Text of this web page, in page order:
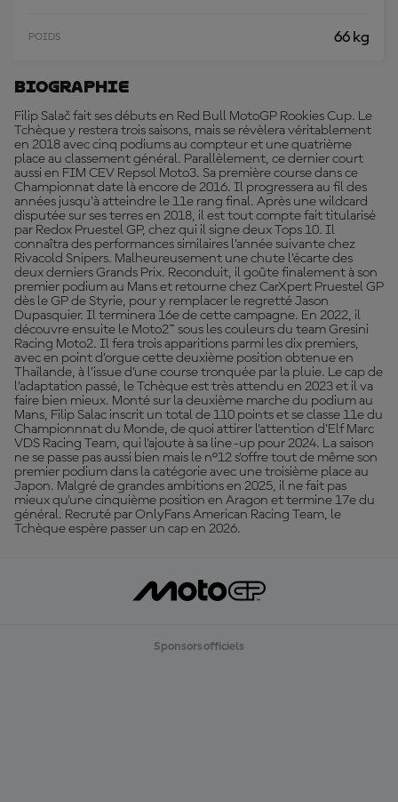
POIDS 66 kg
Biographie
Filip Salač fait ses débuts en Red Bull MotoGP Rookies Cup. Le
Tchèque y restera trois saisons, mais se révèlera véritablement
en 2018 avec cinq podiums au compteur et une quatrième
place au classement général. Parallèlement, ce dernier court
aussi en FIM CEV Repsol Moto3. Sa première course dans ce
Championnat date là encore de 2016. Il progressera au fil des
années jusqu’à atteindre le 11e rang final. Après une wildcard
disputée sur ses terres en 2018, il est tout compte fait titularisé
par Redox Pruestel GP, chez qui il signe deux Tops 10. Il
connaîtra des performances similaires l’année suivante chez
Rivacold Snipers. Malheureusement une chute l’écarte des
deux derniers Grands Prix. Reconduit, il goûte finalement à son
premier podium au Mans et retourne chez CarXpert Pruestel GP
dès le GP de Styrie, pour y remplacer le regretté Jason
Dupasquier. Il terminera 16e de cette campagne. En 2022, il
découvre ensuite le Moto2™ sous les couleurs du team Gresini
Racing Moto2. Il fera trois apparitions parmi les dix premiers,
avec en point d’orgue cette deuxième position obtenue en
Thaïlande, à l’issue d’une course tronquée par la pluie. Le cap de
l’adaptation passé, le Tchèque est très attendu en 2023 et il va
faire bien mieux. Monté sur la deuxième marche du podium au
Mans, Filip Salac inscrit un total de 110 points et se classe 11e du
Championnnat du Monde, de quoi attirer l'attention d'Elf Marc
VDS Racing Team, qui l'ajoute à sa line-up pour 2024. La saison
ne se passe pas aussi bien mais le n°12 s'offre tout de même son
premier podium dans la catégorie avec une troisième place au
Japon. Malgré de grandes ambitions en 2025, il ne fait pas
mieux qu'une cinquième position en Aragon et termine 17e du
général. Recruté par OnlyFans American Racing Team, le
Tchèque espère passer un cap en 2026.
Sponsors officiels